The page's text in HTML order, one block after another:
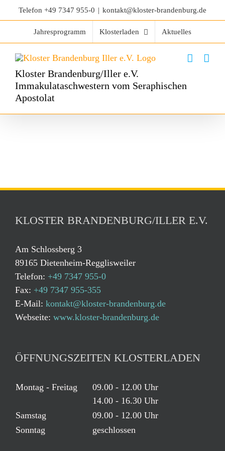
Telefon +49 7347 955-0 | kontakt@kloster-brandenburg.de
Jahresprogramm Klosterladen Aktuelles
Kloster Brandenburg/Iller e.V.
Immakulataschwestern vom Seraphischen
Apostolat
KLOSTER BRANDENBURG/ILLER E.V.
Am Schlossberg 3
89165 Dietenheim-Regglisweiler
Telefon: +49 7347 955-0
Fax: +49 7347 955-355
E-Mail: kontakt@kloster-brandenburg.de
Webseite: www.kloster-brandenburg.de
ÖFFNUNGSZEITEN KLOSTERLADEN
Montag - Freitag
09.00 - 12.00 Uhr
14.00 - 16.30 Uhr
Samstag
09.00 - 12.00 Uhr
Sonntag
geschlossen